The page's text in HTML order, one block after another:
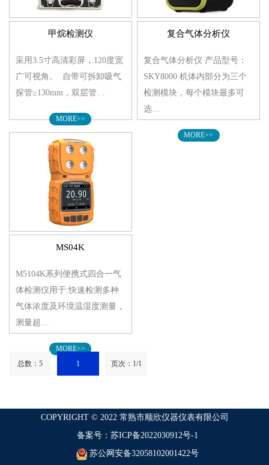
甲烷检测仪
采用3.5寸高清彩屏，120度宽
广可视角。 自带可拆卸吸气
探管≥130mm，双层管…
MORE>>
复合气体分析仪
复合气体分析仪 产品型号：
SKY8000 机体内部分为三个
检测模块，每个模块最多可
选…
MORE>>
MS04K
M5104K系列便携式四合一气
体检测仪用于:快速检测多种
气体浓度及环境温湿度测量，
测量超…
MORE>>
总数：5
1 页次：1/1
COPYRIGHT © 2022 常熟市顺欣仪器仪表有限公司
备案号：苏ICP备2022030912号-1
苏公网安备32058102001422号